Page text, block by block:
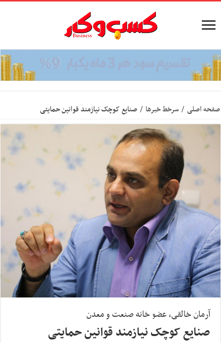
صفحه اصلی / سرخط خبرها / صنایع کوچک نیازمند قوانین حمایتی
آرمان خالقی، عضو خانه صنعت و معدن
صنایع کوچک نیازمند قوانین حمایتی